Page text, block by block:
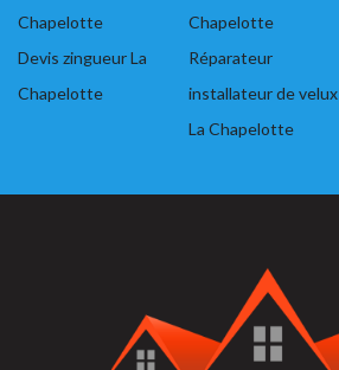
Chapelotte
Devis zingueur La
Chapelotte
Chapelotte
Réparateur
installateur de velux
La Chapelotte